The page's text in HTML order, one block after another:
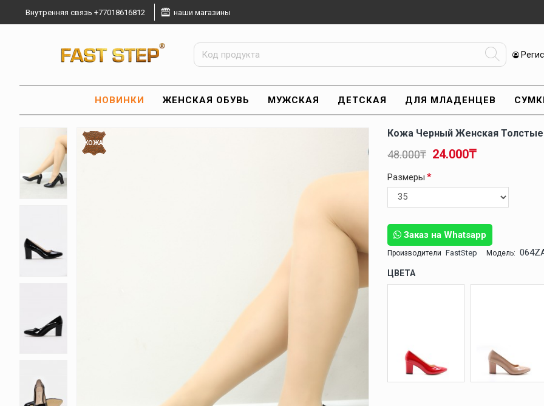
Внутренняя связь +77018616812 наши магазины
НОВИНКИ ЖЕНСКАЯ ОБУВЬ МУЖСКАЯ ДЕТСКАЯ ДЛЯ МЛАДЕНЦЕВ
КОЖА
Кожа Черный Женская Толстые
Заказ на Whatsapp
Производители FastStep Модель:
24.000₸
48.000₸
Размеры
ЦВЕТА